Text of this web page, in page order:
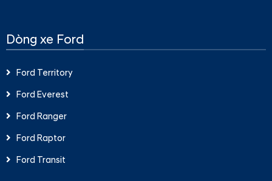
Dòng xe Ford
Ford Territory
Ford Everest
Ford Ranger
Ford Raptor
Ford Transit